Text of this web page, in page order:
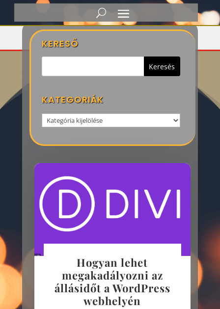
KERESŐ
KATEGORIÁK
Kategoriák
Hogyan lehet
megakadályozni az
állásidőt a WordPress
webhelyén